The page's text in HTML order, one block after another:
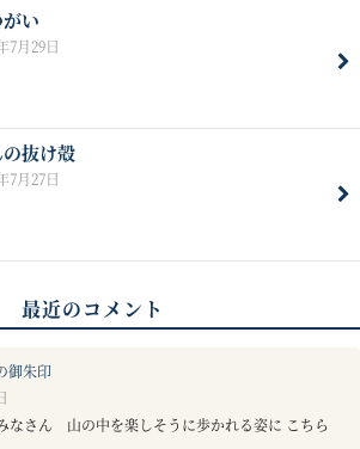
い
7月29日
抜け殻
7月27日
最近のコメント
御朱印
なさん 山の中を楽しそうに歩かれる姿に こちら